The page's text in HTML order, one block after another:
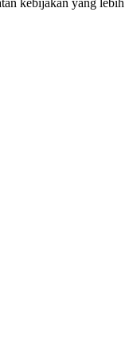
kebijakan yang